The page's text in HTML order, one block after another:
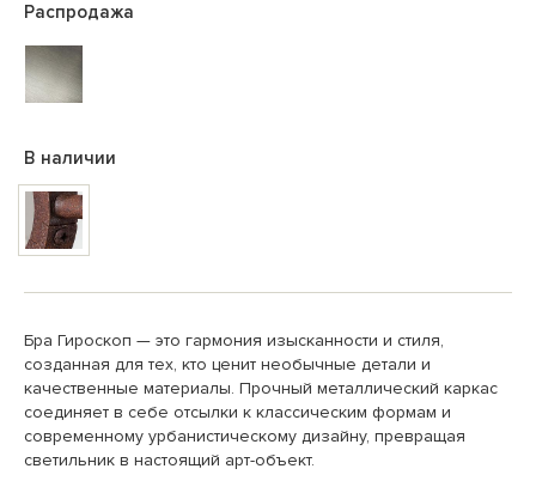
Распродажа
В наличии
Бра Гироскоп — это гармония изысканности и стиля,
созданная для тех, кто ценит необычные детали и
качественные материалы. Прочный металлический каркас
соединяет в себе отсылки к классическим формам и
современному урбанистическому дизайну, превращая
светильник в настоящий арт-объект.